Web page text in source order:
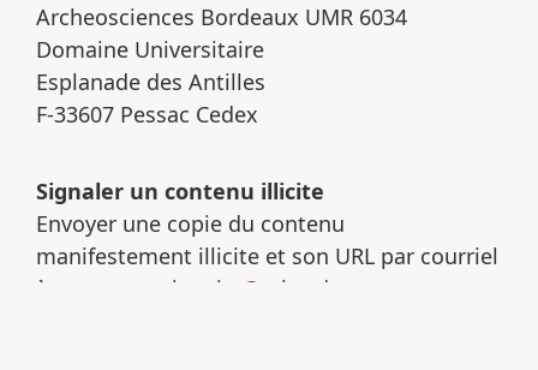
Archeosciences Bordeaux UMR 6034
Domaine Universitaire
Esplanade des Antilles
F-33607 Pessac Cedex
Signaler un contenu illicite
Envoyer une copie du contenu
manifestement illicite et son URL par courriel
à :
revues-recherche@u-bordeaux-